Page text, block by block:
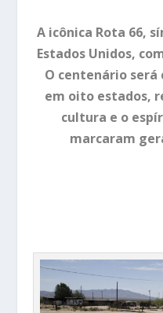
A icônica Rota 66,
Estados Unidos,
O centenário será
em oito estados,
cultura e o
marcaram